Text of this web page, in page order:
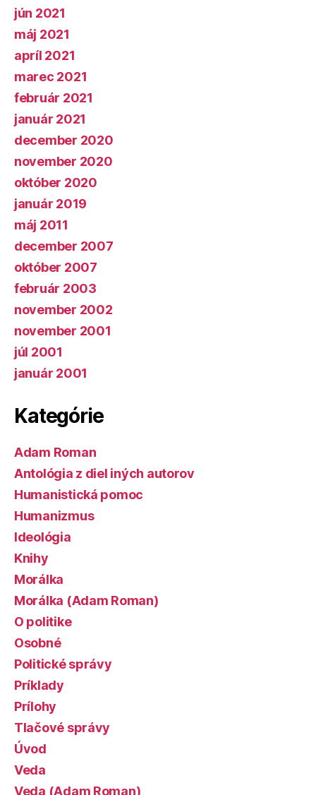
jún 2021
máj 2021
apríl 2021
marec 2021
február 2021
január 2021
december 2020
november 2020
október 2020
január 2019
máj 2011
december 2007
október 2007
február 2003
november 2002
november 2001
júl 2001
január 2001
Kategórie
Adam Roman
Antológia z diel iných autorov
Humanistická pomoc
Humanizmus
Ideológia
Knihy
Morálka
Morálka (Adam Roman)
O politike
Osobné
Politické správy
Príklady
Prílohy
Tlačové správy
Úvod
Veda
Veda (Adam Roman)